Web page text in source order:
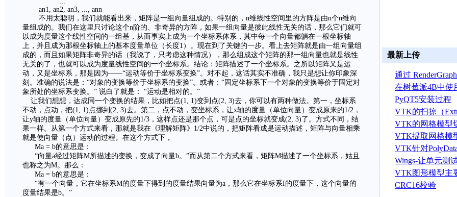
an1, an2, an3, ..., ann
不用太聪明，我们就能看出来，矩阵是一组向量组成的。特别的，n维线性空间里的方阵是由n个n维向
量组成的。我们在这里只讨论这个n阶的、非奇异的方阵，如果一组向量是彼此线性无关的话，那么它们就可
以成为度量这个线性空间的一组基，从而事实上成为一个坐标系体系，其中每一个向量都躺在一根坐标轴
上，并且成为那根坐标轴上的基本度量单位（长度1）。现在到了关键的一步。看上去矩阵就是由一组向量组
成的，而且如果矩阵非奇异的话（我说了，只考虑这种情况），那么组成这个矩阵的那一组向量也就是线性
无关的了，也就可以成为度量线性空间的一个坐标系。结论：矩阵描述了一个坐标系。之所以矩阵又是运
动，又是坐标系，那是因为——“运动等价于坐标系变换”。对不起，这话其实不准确，我只是想让你印象深
刻。准确的说法是：“对象的变换等价于坐标系的变换”。或者：“固定坐标系下一个对象的变换等价于固定对
象所处的坐标系变换。” 说白了就是： “运动是相对的。”
让我们想想，达成同一个变换的结果，比如把点(1, 1)变到点(2, 3)去，你可以有两种做法。第一，坐标系
不动，点动，把(1, 1)点挪到(2, 3)去。第二，点不动，变坐标系，让x轴的度量（单位向量）变成原来的1/2，
让y轴的度量（单位向量）变成原先的1/3，这样点还是那个点，可是点的坐标就变成(2, 3)了。方式不同，结
果一样。从第一个方式来看，那就是我在《理解矩阵》1/2中说的，把矩阵看成是运动描述，矩阵与向量相乘
就是使向量（点）运动的过程。在这个方式下，
Ma = b的意思是：
“向量a经过矩阵M所描述的变换，变成了向量b。”而从第二个方式来看，矩阵M描述了一个坐标系，姑且
也称之为M。那么：
Ma = b的意思是：
“有一个向量，它在坐标系M的度量下得到的度量结果向量为a，那么它在坐标系I的度量下，这个向量的
度量结果是b。”
最新上传
通过
建 ASTRYN 的
在树莓派4B中使
OpenGL ES程序
PyQT5安装过程
VTK的扫掠（
算法
VTK的网格模型
VTK提取网格模
据算法
VTK针对
线运算
Wings-让单元测
生成
VTK图形模型主
CRC16校验